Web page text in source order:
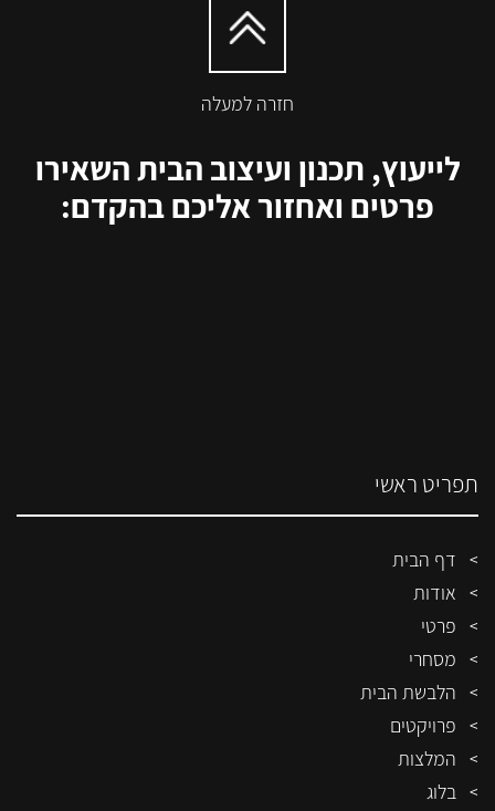
חזרה למעלה
לייעוץ, תכנון ועיצוב הבית השאירו
פרטים ואחזור אליכם בהקדם:
תפריט ראשי
דף הבית
אודות
פרטי
מסחרי
הלבשת הבית
פרויקטים
המלצות
בלוג